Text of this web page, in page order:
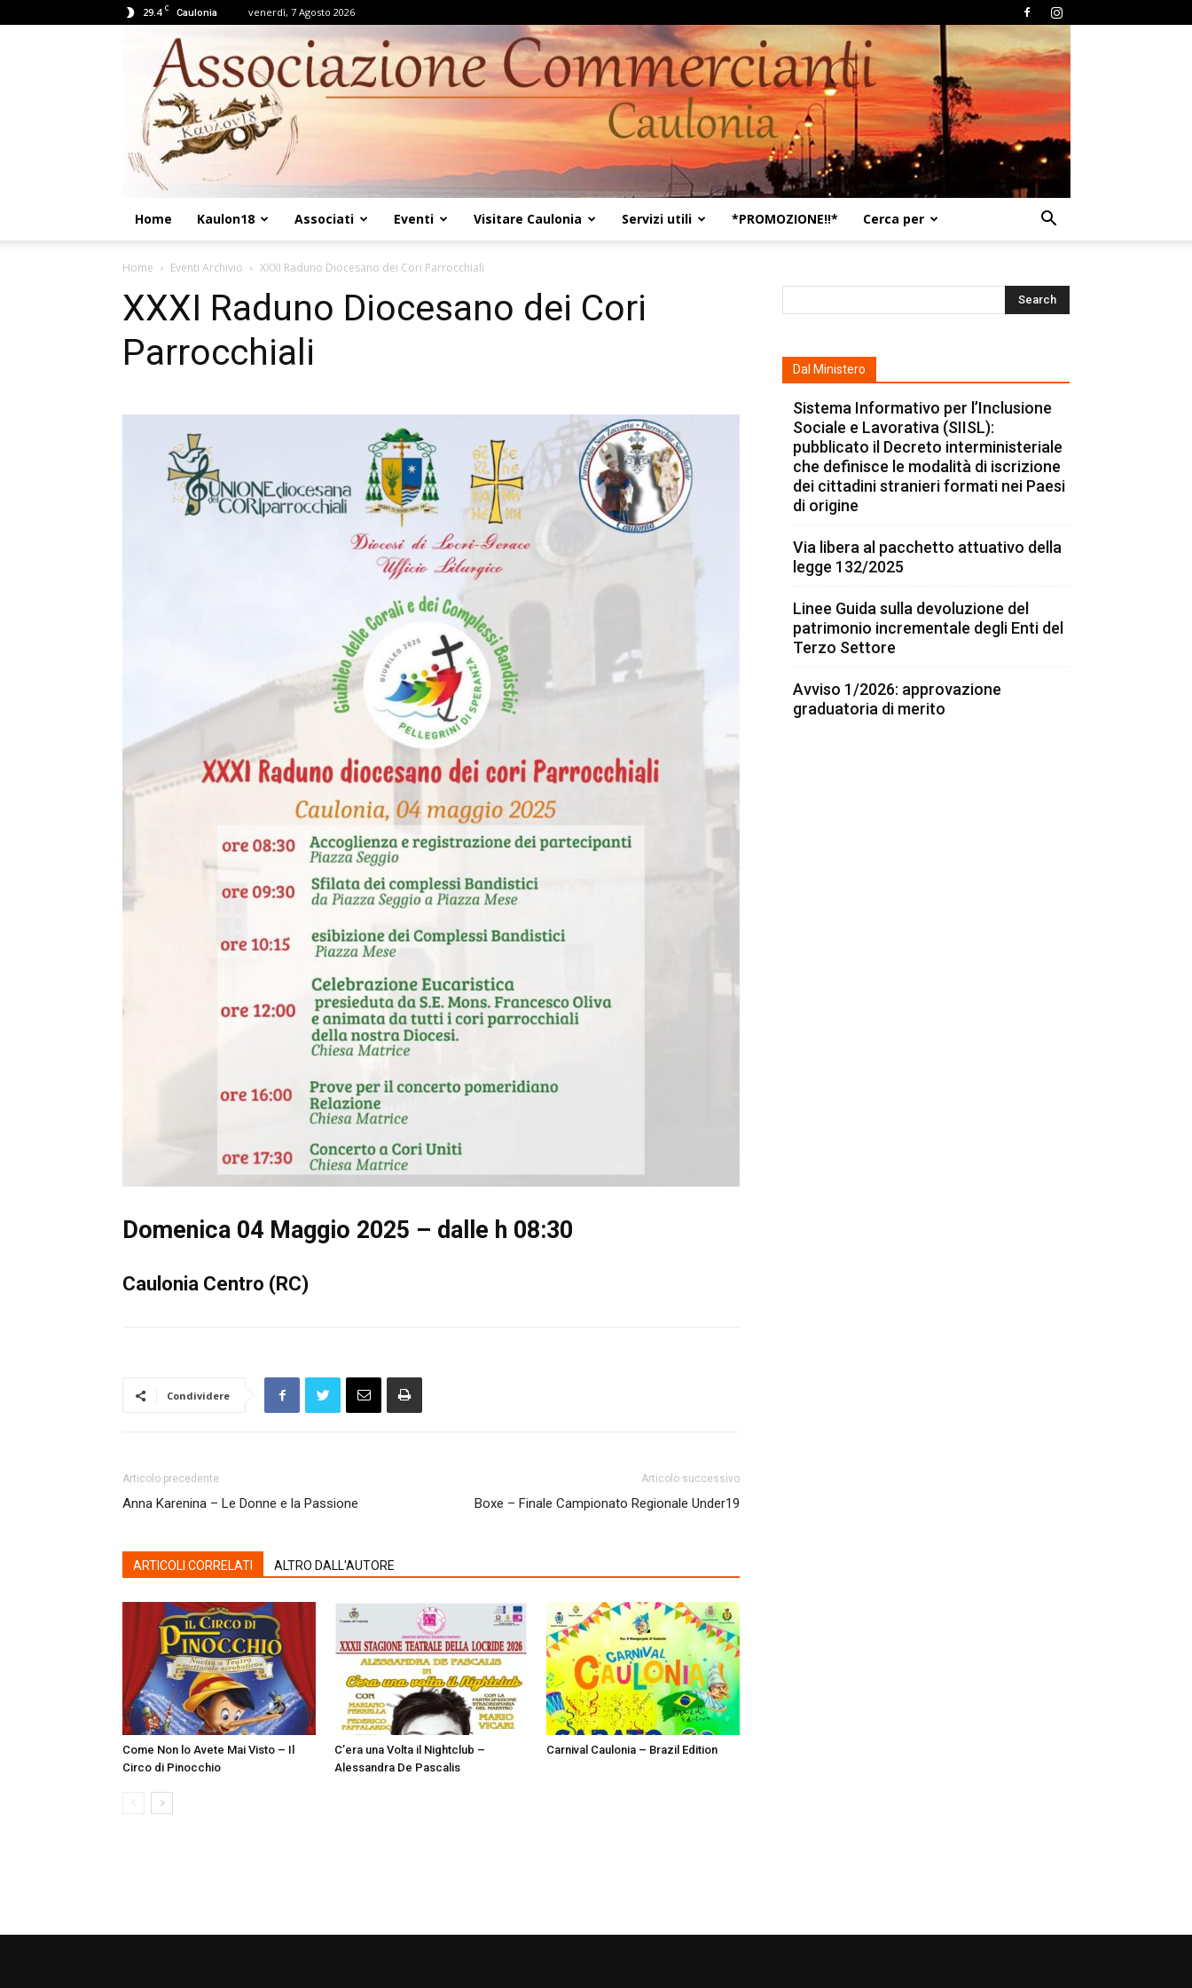
29.4 C Caulonia venerdì, 7 Agosto 2026
Home Kaulon18 Associati Eventi Visitare Caulonia Servizi utili *PROMOZIONE!!* Cerca per
Home Eventi Archivio XXXI Raduno Diocesano dei Cori Parrocchiali
XXXI Raduno Diocesano dei Cori
Parrocchiali
Domenica 04 Maggio 2025 – dalle h 08:30
Caulonia Centro (RC)
Condividere
Articolo precedente
Anna Karenina – Le Donne e la Passione
Articolo successivo
Boxe – Finale Campionato Regionale Under19
ARTICOLI CORRELATI ALTRO DALL'AUTORE
Come Non lo Avete Mai Visto – Il
Circo di Pinocchio
C’era una Volta il Nightclub –
Alessandra De Pascalis
Carnival Caulonia – Brazil Edition
Dal Ministero
Sistema Informativo per l’Inclusione
Sociale e Lavorativa (SIISL):
pubblicato il Decreto interministeriale
che definisce le modalità di iscrizione
dei cittadini stranieri formati nei Paesi
di origine
Via libera al pacchetto attuativo della
legge 132/2025
Linee Guida sulla devoluzione del
patrimonio incrementale degli Enti del
Terzo Settore
Avviso 1/2026: approvazione
graduatoria di merito